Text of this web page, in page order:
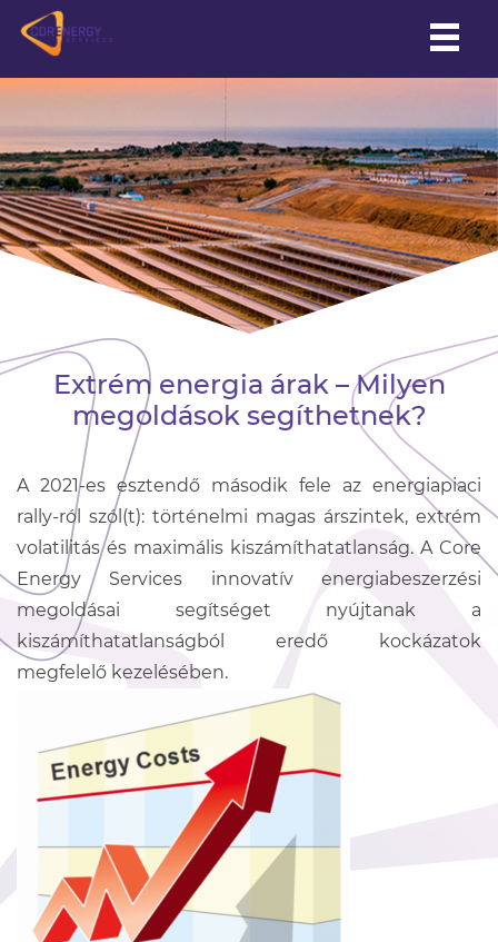
HU|EN
Extrém energia árak – Milyen
megoldások segíthetnek?
A 2021-es esztendő második fele az energiapiaci
rally-ról szól(t): történelmi magas árszintek, extrém
volatilitás és maximális kiszámíthatatlanság. A Core
Energy Services innovatív energiabeszerzési
megoldásai segítséget nyújtanak a
kiszámíthatatlanságból eredő kockázatok
megfelelő kezelésében.